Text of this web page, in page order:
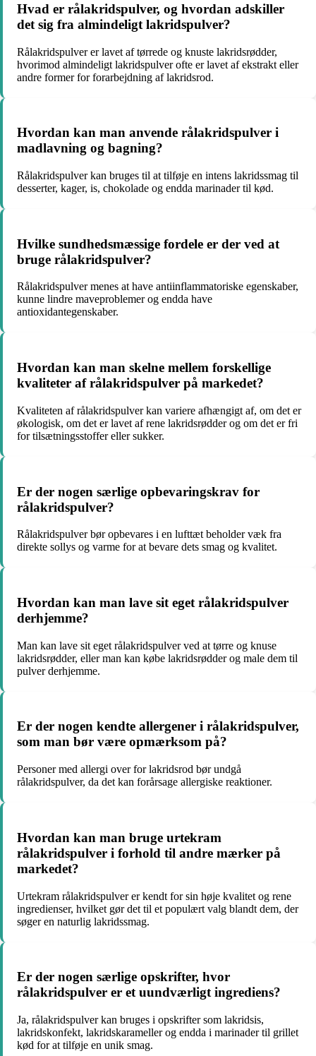
Hvad er rålakridspulver, og hvordan adskiller
det sig fra almindeligt lakridspulver?
Rålakridspulver er lavet af tørrede og knuste lakridsrødder,
hvorimod almindeligt lakridspulver ofte er lavet af ekstrakt eller
andre former for forarbejdning af lakridsrod.
Hvordan kan man anvende rålakridspulver i
madlavning og bagning?
Rålakridspulver kan bruges til at tilføje en intens lakridssmag til
desserter, kager, is, chokolade og endda marinader til kød.
Hvilke sundhedsmæssige fordele er der ved at
bruge rålakridspulver?
Rålakridspulver menes at have antiinflammatoriske egenskaber,
kunne lindre maveproblemer og endda have
antioxidantegenskaber.
Hvordan kan man skelne mellem forskellige
kvaliteter af rålakridspulver på markedet?
Kvaliteten af rålakridspulver kan variere afhængigt af, om det er
økologisk, om det er lavet af rene lakridsrødder og om det er fri
for tilsætningsstoffer eller sukker.
Er der nogen særlige opbevaringskrav for
rålakridspulver?
Rålakridspulver bør opbevares i en lufttæt beholder væk fra
direkte sollys og varme for at bevare dets smag og kvalitet.
Hvordan kan man lave sit eget rålakridspulver
derhjemme?
Man kan lave sit eget rålakridspulver ved at tørre og knuse
lakridsrødder, eller man kan købe lakridsrødder og male dem til
pulver derhjemme.
Er der nogen kendte allergener i rålakridspulver,
som man bør være opmærksom på?
Personer med allergi over for lakridsrod bør undgå
rålakridspulver, da det kan forårsage allergiske reaktioner.
Hvordan kan man bruge urtekram
rålakridspulver i forhold til andre mærker på
markedet?
Urtekram rålakridspulver er kendt for sin høje kvalitet og rene
ingredienser, hvilket gør det til et populært valg blandt dem, der
søger en naturlig lakridssmag.
Er der nogen særlige opskrifter, hvor
rålakridspulver er et uundværligt ingrediens?
Ja, rålakridspulver kan bruges i opskrifter som lakridsis,
lakridskonfekt, lakridskarameller og endda i marinader til grillet
kød for at tilføje en unik smag.